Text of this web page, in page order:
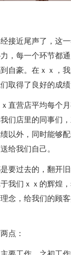
近尾声了，这一
，每一个环节都
自豪。在ｘｘ，
取得了良好的成
营店平均每个月
们店里的同事们
以外，同时能够
给我们自己。
过去的，翻开旧
我们ｘｘ的辉煌
念，给我们的顾
点：